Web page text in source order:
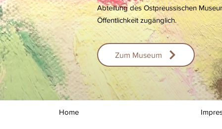
Abteilung des Ostpreussischen
Öffentlichkeit zugänglich.
Zum Museum
Home